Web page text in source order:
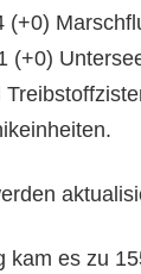
(+0)
(+0)
kam es zu